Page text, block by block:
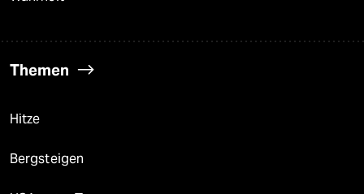
Themen
Hitze
Bergsteigen